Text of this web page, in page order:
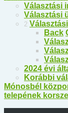
Választási
Választási
2
Back
2024 évi
Korábbi
Mónosbél
telepének